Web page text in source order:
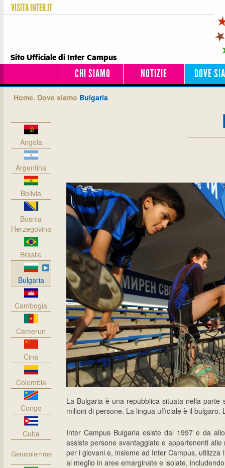
VISITAINTER.IT
Sito Ufficiale di Inter Campus
CHI SIAMO NOTIZIE DOVE
Home. Dove siamo Bulgaria
Angola
Argentina
Bolivia
Bosnia
Herzegovina
Brasile
Bulgaria
Cambogia
Camerun
Cina
Colombia
Congo
Cuba
Gerusalemme
La Bulgaria è una repubblica situata nella parte
milioni di persone. La lingua ufficiale è il
Inter Campus Bulgaria esiste dal 1997 e da
assiste persone svantaggiate e appartenenti
per i giovani e, insieme ad Inter Campus,
al meglio in aree emarginate e isolate,